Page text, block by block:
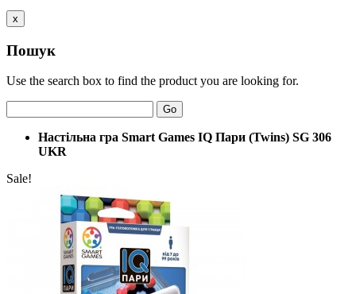
x
Пошук
Use the search box to find the product you are looking for.
Go
Настільна гра Smart Games IQ Пари (Twins) SG 306
UKR
Sale!